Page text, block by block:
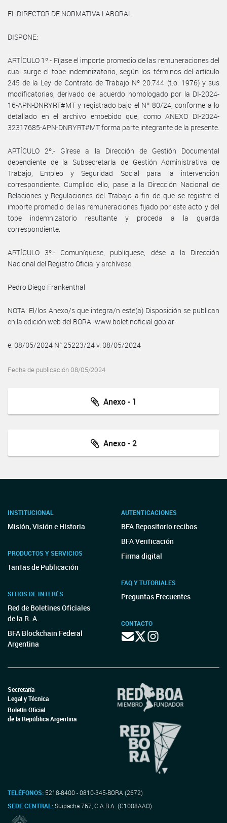
EL DIRECTOR DE NORMATIVA LABORAL
DISPONE:
ARTÍCULO 1º.- Fíjase el importe promedio de las remuneraciones del
cual surge el tope indemnizatorio, según los términos del artículo
245 de la Ley de Contrato de Trabajo Nº 20.744 (t.o. 1976) y sus
modificatorias, derivado del acuerdo homologado por la DI-2024-
16-APN-DNRYRT#MT y registrado bajo el Nº 80/24, conforme a lo
detallado en el archivo embebido que, como ANEXO DI-2024-
32317685-APN-DNRYRT#MT forma parte integrante de la presente.
ARTÍCULO 2º.- Gírese a la Dirección de Gestión Documental
dependiente de la Subsecretaría de Gestión Administrativa de
Trabajo, Empleo y Seguridad Social para la intervención
correspondiente. Cumplido ello, pase a la Dirección Nacional de
Relaciones y Regulaciones del Trabajo a fin de que se registre el
importe promedio de las remuneraciones fijado por este acto y del
tope indemnizatorio resultante y proceda a la guarda
correspondiente.
ARTÍCULO 3º.- Comuníquese, publíquese, dése a la Dirección
Nacional del Registro Oficial y archívese.
Pedro Diego Frankenthal
NOTA: El/los Anexo/s que integra/n este(a) Disposición se publican
en la edición web del BORA -www.boletinoficial.gob.ar-
e. 08/05/2024 N° 25223/24 v. 08/05/2024
Fecha de publicación 08/05/2024
Anexo - 1
Anexo - 2
INSTITUCIONAL
Misión, Visión e Historia
PRODUCTOS Y SERVICIOS
Tarifas de Publicación
SITIOS DE INTERÉS
Red de Boletines Oficiales
de la R. A.
BFA Blockchain Federal
Argentina
AUTENTICACIONES
BFA Repositorio recibos
BFA Verificación
Firma digital
FAQ Y TUTORIALES
Preguntas Frecuentes
CONTACTO
Secretaría
Legal y Técnica
Boletín Oficial
de la República Argentina
TELÉFONOS: 5218-8400 - 0810-345-BORA (2672)
SEDE CENTRAL:Suipacha 767, C.A.B.A. (C1008AAO)